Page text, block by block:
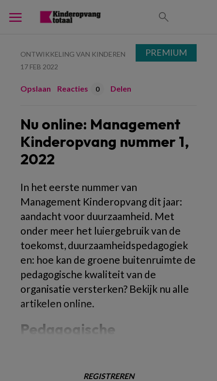
ONTWIKKELING VAN KINDEREN
17 FEB 2022
Opslaan Reacties 0 Delen
Nu online: Management
Kinderopvang nummer 1,
2022
In het eerste nummer van
Management Kinderopvang dit jaar:
aandacht voor duurzaamheid. Met
onder meer het luiergebruik van de
toekomst, duurzaamheidspedagogiek
en: hoe kan de groene buitenruimte de
pedagogische kwaliteit van de
organisatie versterken? Bekijk nu alle
artikelen online.
Pedagogische
REGISTREREN
PREMIUM